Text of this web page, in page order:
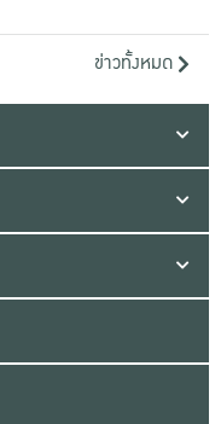
ข่าวทั้งหมด